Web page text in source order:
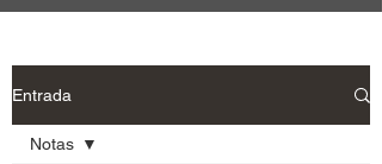
Entrada
Notas